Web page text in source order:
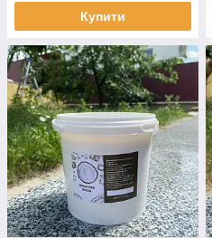
Купити